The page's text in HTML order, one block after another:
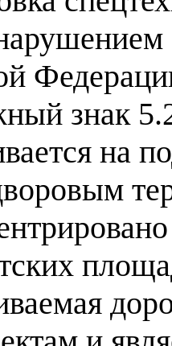
знак
на